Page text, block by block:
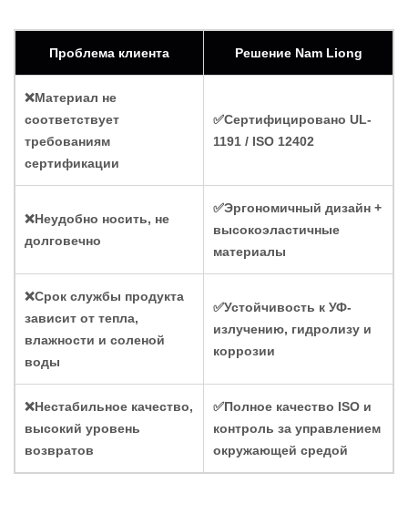
Проблема клиента Решение Nam Liong
❌Материал не
соответствует
требованиям
сертификации
✅Сертифицировано UL-
1191 / ISO 12402
❌Неудобно носить, не
долговечно
✅Эргономичный дизайн +
высокоэластичные
материалы
❌Срок службы продукта
зависит от тепла,
влажности и соленой
воды
✅Устойчивость к УФ-
излучению, гидролизу и
коррозии
❌Нестабильное качество,
высокий уровень
возвратов
✅Полное качество ISO и
контроль за управлением
окружающей средой